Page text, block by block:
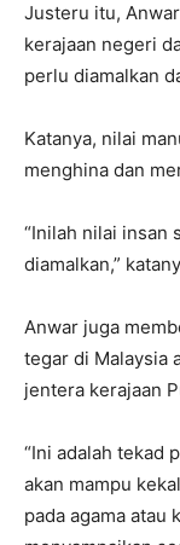
Justeru itu,
kerajaan negeri
perlu diamalkan
Katanya, nilai
menghina dan
“Inilah nilai insan
diamalkan,”
Anwar juga
tegar di Malaysia
jentera kerajaan
“Ini adalah tekad
akan mampu
pada agama atau